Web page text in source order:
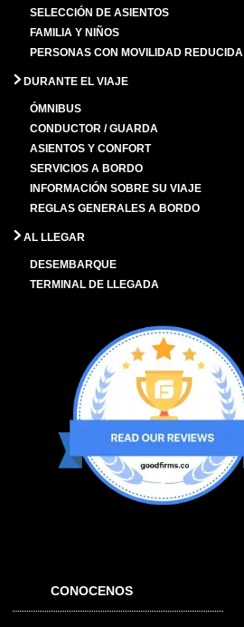
SELECCIÓN DE ASIENTOS
FAMILIA Y NIÑOS
PERSONAS CON MOVILIDAD REDUCIDA
DURANTE EL VIAJE
ÓMNIBUS
CONDUCTOR / GUARDA
ASIENTOS Y CONFORT
SERVICIOS A BORDO
INFORMACIÓN SOBRE SU VIAJE
REGLAS GENERALES A BORDO
AL LLEGAR
DESEMBARQUE
TERMINAL DE LLEGADA
CONOCENOS